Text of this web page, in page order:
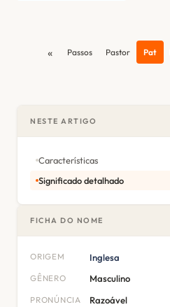
« Passos Pastor Pat
NESTE ARTIGO
Características
Significado detalhado
FICHA DO NOME
ORIGEM Inglesa
GÊNERO Masculino
PRONÚNCIA Razoável